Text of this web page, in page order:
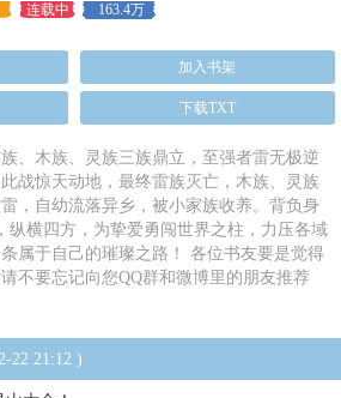
连载中 163.4万
加入书架
下载TXT
、木族、灵族三族鼎立，至强者雷无极逆
战惊天动地，最终雷族灭亡，木族、灵族
，自幼流落异乡，被小家族收养。背负身
纵横四方，为挚爱勇闯世界之柱，力压各域
属于自己的璀璨之路！ 各位书友要是觉得
不要忘记向您QQ群和微博里的朋友推荐
22 21:12 )